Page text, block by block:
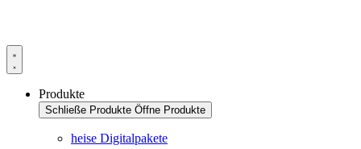
Produkte
Schließe Produkte Öffne Produkte
heise Digitalpakete